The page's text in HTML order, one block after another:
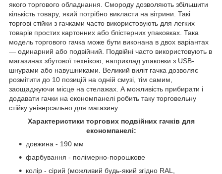
якого торгового обладнання. Смороду дозволяють збільшити
кількість товару, який потрібно викласти на вітрини. Такі
торгові стійки з гачками часто використовують для легких
товарів простих картонних або блістерних упаковках. Така
модель торгового гачка може бути виконана в двох варіантах
— одинарний або подвійний. Подвійні часто використовують в
магазинах збутової технікою, наприклад упаковки з USB-
шнурами або навушниками. Великий виліт гачка дозволяє
розмітити до 10 позицій на одній смузі, тім самим,
заощаджуючи місце на стелажах. А можливість прибирати і
додавати гачки на економпанелі робить таку торговельну
стійку універсально для магазину.
Характеристики торгових подвійних гачків для
економпанелі:
довжина - 190 мм
фарбування - полімерно-порошкове
колір - сірий (можливий будь-який згідно RAL,